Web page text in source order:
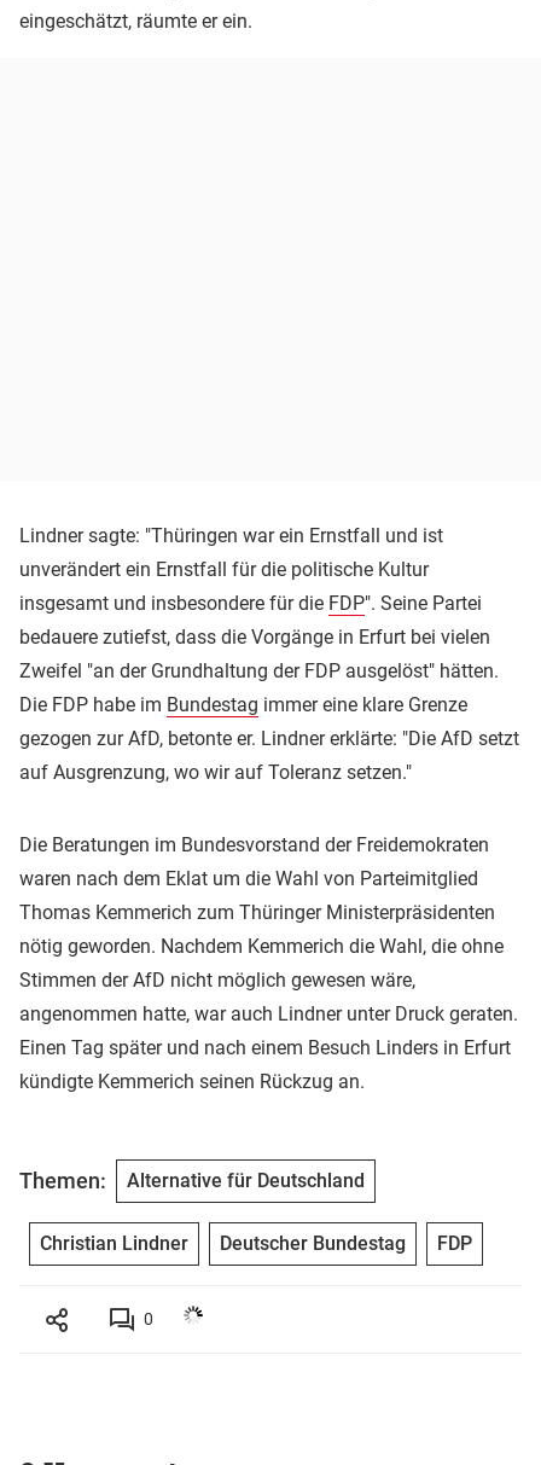
eingeschätzt, räumte er ein.
Lindner sagte: "Thüringen war ein Ernstfall und ist
unverändert ein Ernstfall für die politische Kultur
insgesamt und insbesondere für die FDP". Seine Partei
bedauere zutiefst, dass die Vorgänge in Erfurt bei vielen
Zweifel "an der Grundhaltung der FDP ausgelöst" hätten.
Die FDP habe im Bundestag immer eine klare Grenze
gezogen zur AfD, betonte er. Lindner erklärte: "Die AfD setzt
auf Ausgrenzung, wo wir auf Toleranz setzen."
Die Beratungen im Bundesvorstand der Freidemokraten
waren nach dem Eklat um die Wahl von Parteimitglied
Thomas Kemmerich zum Thüringer Ministerpräsidenten
nötig geworden. Nachdem Kemmerich die Wahl, die ohne
Stimmen der AfD nicht möglich gewesen wäre,
angenommen hatte, war auch Lindner unter Druck geraten.
Einen Tag später und nach einem Besuch Linders in Erfurt
kündigte Kemmerich seinen Rückzug an.
Themen: Alternative für Deutschland
Christian Lindner Deutscher Bundestag FDP
0